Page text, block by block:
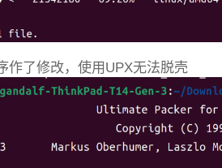
作了修改，使用UPX无法脱壳